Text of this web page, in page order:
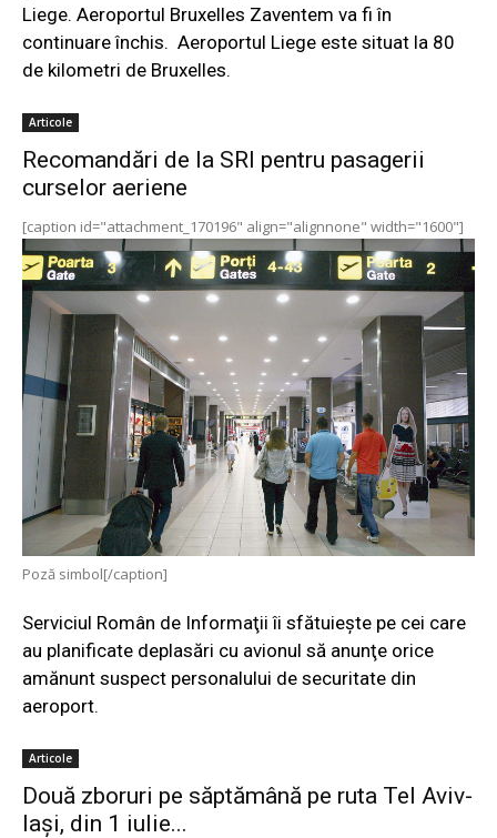
Liege. Aeroportul Bruxelles Zaventem va fi în
continuare închis. Aeroportul Liege este situat la 80
de kilometri de Bruxelles.
Articole
Recomandări de la SRI pentru pasagerii
curselor aeriene
[caption id="attachment_170196" align="alignnone" width="1600"]
Poză simbol[/caption]
Serviciul Român de Informaţii îi sfătuieşte pe cei care
au planificate deplasări cu avionul să anunţe orice
amănunt suspect personalului de securitate din
aeroport.
Articole
Două zboruri pe săptămână pe ruta Tel Aviv-
Iaşi, din 1 iulie...